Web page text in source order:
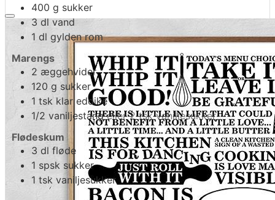
400 g sukker
3 dl vand
1 dl gylden rom
Marengs
2 æggehvider
120 g sukker
1 tsk klar eddike
1/2 vaniljestang eller 2 tsk vaniljesukker
Flødeskum
3 dl fløde
1 spsk sukker
1 tsk vaniljesukker